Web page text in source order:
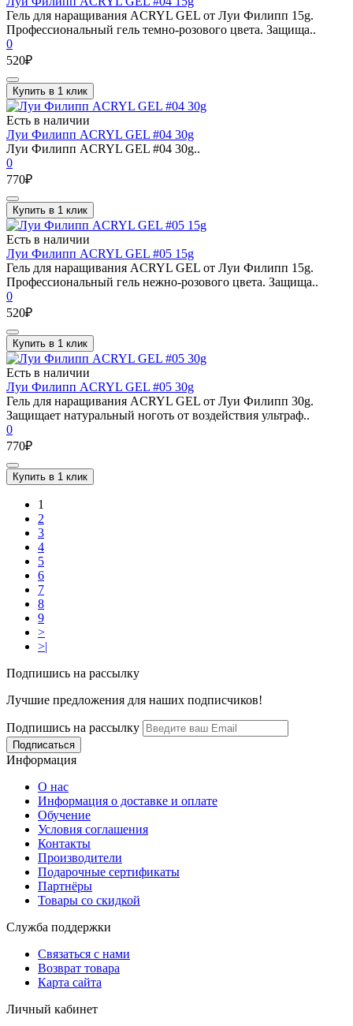
Гель для наращивания ACRYL GEL от Луи Филипп 15g.
Профессиональный гель темно-розового цвета. Защища..
0
520₽
Купить в 1 клик
Есть в наличии
Луи Филипп ACRYL GEL #04 30g
Луи Филипп ACRYL GEL #04 30g..
0
770₽
Купить в 1 клик
Есть в наличии
Луи Филипп ACRYL GEL #05 15g
Гель для наращивания ACRYL GEL от Луи Филипп 15g.
Профессиональный гель нежно-розового цвета. Защища..
0
520₽
Купить в 1 клик
Есть в наличии
Луи Филипп ACRYL GEL #05 30g
Гель для наращивания ACRYL GEL от Луи Филипп 30g.
Защищает натуральный ноготь от воздействия ультраф..
0
770₽
Купить в 1 клик
1
2
3
4
5
6
7
8
9
>
>|
Подпишись на рассылку
Лучшие предложения для наших подписчиков!
Подпишись на рассылку
Информация
О нас
Информация о доставке и оплате
Обучение
Условия соглашения
Контакты
Производители
Подарочные сертификаты
Партнёры
Товары со скидкой
Служба поддержки
Связаться с нами
Возврат товара
Карта сайта
Личный кабинет